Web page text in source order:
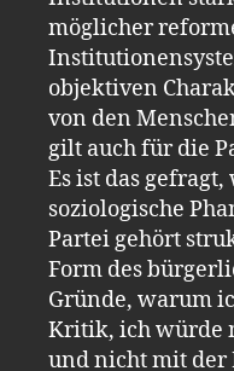
möglicher
objektiven
von den
gilt auch für die
Es ist das gefragt,
soziologische
Partei gehört
Form des
Gründe, warum
Kritik, ich würde
und nicht mit der